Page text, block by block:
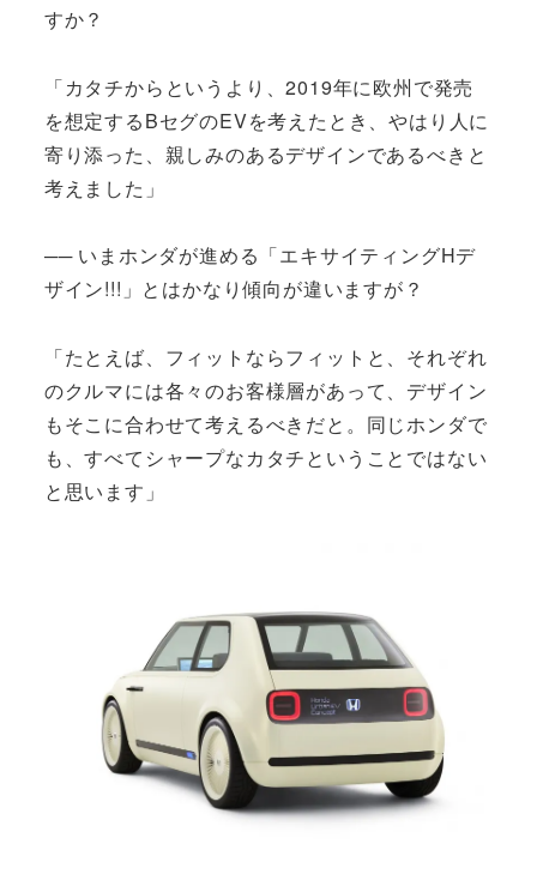
すか？
「カタチからというより、2019年に欧州で発売
を想定するBセグのEVを考えたとき、やはり人に
寄り添った、親しみのあるデザインであるべきと
考えました」
── いまホンダが進める「エキサイティングHデ
ザイン!!!」とはかなり傾向が違いますが？
「たとえば、フィットならフィットと、それぞれ
のクルマには各々のお客様層があって、デザイン
もそこに合わせて考えるべきだと。同じホンダで
も、すべてシャープなカタチということではない
と思います」